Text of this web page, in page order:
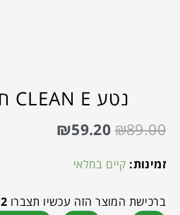
נטע CLEAN E חוסן 50 מ"ל
₪89.00
₪59.20
זמינות: קיים במלאי
ברכישת המוצר הזה עכשיו תצברו 2